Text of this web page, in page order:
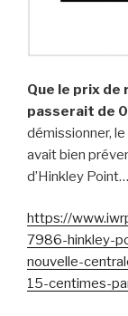
Que le prix de
passerait de
démissionner,
avait bien
d’Hinkley
https://
7986-hinkley-
nouvelle-
15-centimes-